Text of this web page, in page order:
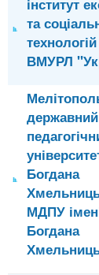
та
технологій
ВМУРЛ
державний
Богдана
МДПУ
Богдана